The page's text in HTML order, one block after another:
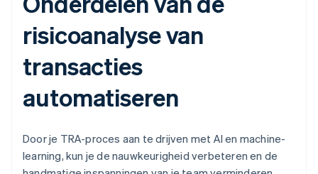
risicoanalyse van
transacties
automatiseren
Door je TRA-proces aan te drijven met AI en machine-
learning, kun je de nauwkeurigheid verbeteren en de